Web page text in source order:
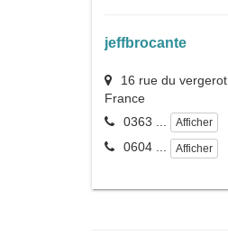
jeffbrocante
16 rue du
France
0363 ...
Afficher
0604 ... Afficher